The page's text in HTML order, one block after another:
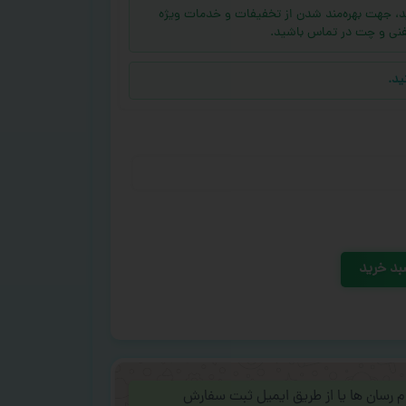
(بالای ۱۰ عدد) دارید، جهت بهره‌مند شدن از تخفیفات و خدمات ویژه
و چت در تماس باشید.
خرید
رسان ها یا از طریق ایمیل ثبت سفارش